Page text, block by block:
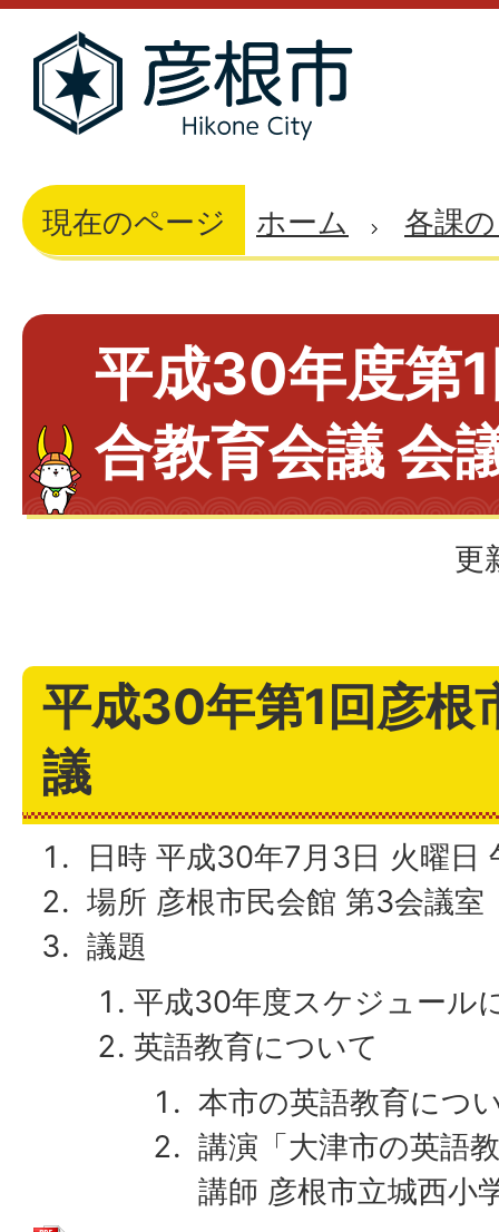
現在のページ ホーム 各課
平成30年度第
合教育会議 会
更
平成30年第1回彦根
議
日時 平成30年7月3日 火曜日
場所 彦根市民会館 第3会議室
議題
平成30年度スケジュール
英語教育について
本市の英語教育につ
講演「大津市の英語
講師 彦根市立城西小